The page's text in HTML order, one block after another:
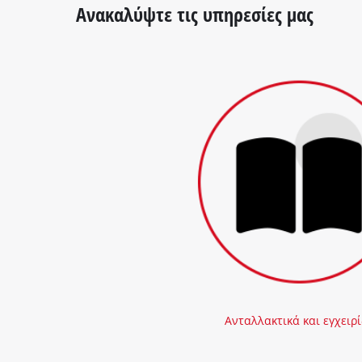
Ανακαλύψτε τις υπηρεσίες μας
Ανταλλακτικά και